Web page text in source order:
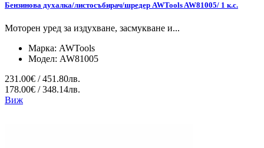
Бензинова духалка/листосъбирач/шредер AWTools AW81005/ 1 к.с.
Моторен уред за издухване, засмукване и...
Марка: AWTools
Модел: AW81005
231.00€ / 451.80лв.
178.00€ / 348.14лв.
Виж